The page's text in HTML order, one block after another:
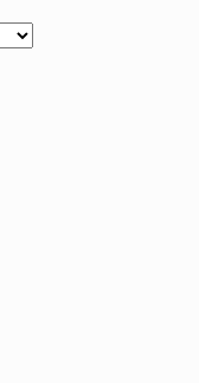
multe
variații.